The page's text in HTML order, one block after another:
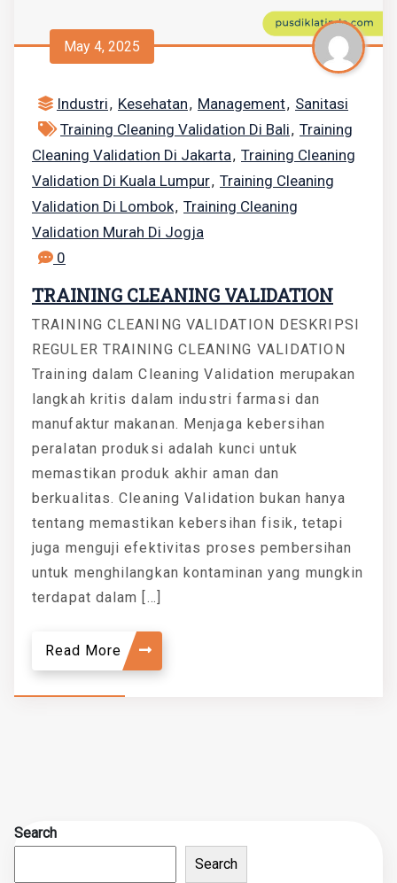
May 4, 2025
Industri, Kesehatan, Management, Sanitasi
Training Cleaning Validation Di Bali, Training
Cleaning Validation Di Jakarta, Training Cleaning
Validation Di Kuala Lumpur, Training Cleaning
Validation Di Lombok, Training Cleaning
Validation Murah Di Jogja
0
TRAINING CLEANING VALIDATION
TRAINING CLEANING VALIDATION DESKRIPSI
REGULER TRAINING CLEANING VALIDATION
Training dalam Cleaning Validation merupakan
langkah kritis dalam industri farmasi dan
manufaktur makanan. Menjaga kebersihan
peralatan produksi adalah kunci untuk
memastikan produk akhir aman dan
berkualitas. Cleaning Validation bukan hanya
tentang memastikan kebersihan fisik, tetapi
juga menguji efektivitas proses pembersihan
untuk menghilangkan kontaminan yang mungkin
terdapat dalam […]
Read More
Search
Search